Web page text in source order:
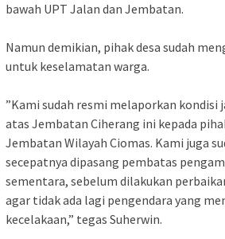
bawah UPT Jalan dan Jembatan.
‎Namun demikian, pihak desa sudah
untuk keselamatan warga.
‎”Kami sudah resmi melaporkan kondisi
atas Jembatan Ciherang ini kepada
Jembatan Wilayah Ciomas. Kami juga
secepatnya dipasang pembatas
sementara, sebelum dilakukan
agar tidak ada lagi pengendara yang
kecelakaan,” tegas Suherwin.